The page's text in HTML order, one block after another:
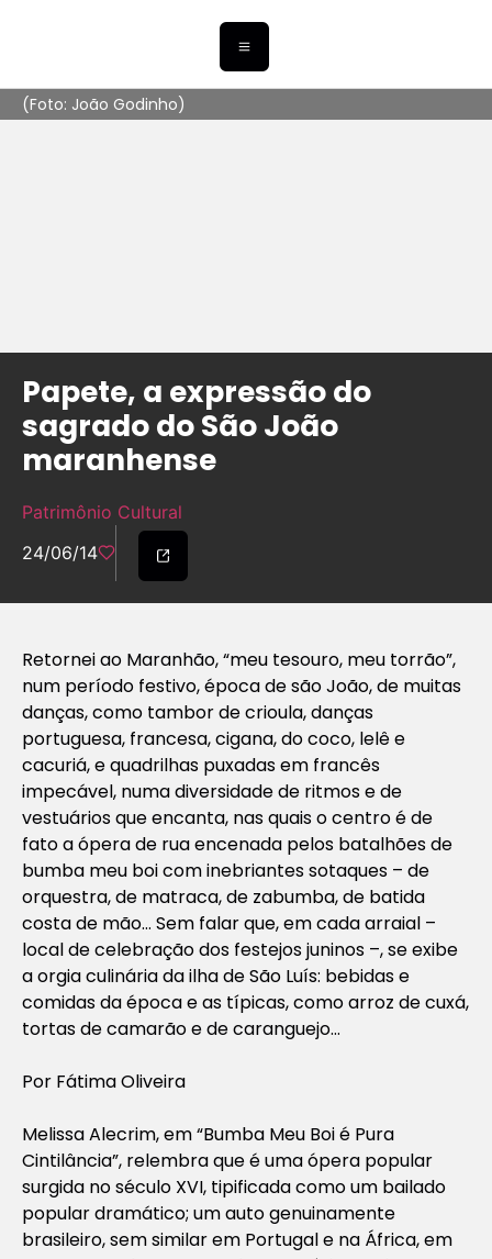
(Foto: João Godinho)
Papete, a expressão do
sagrado do São João
maranhense
Patrimônio Cultural
24/06/14
Retornei ao Maranhão, “meu tesouro, meu torrão”,
num período festivo, época de são João, de muitas
danças, como tambor de crioula, danças
portuguesa, francesa, cigana, do coco, lelê e
cacuriá, e quadrilhas puxadas em francês
impecável, numa diversidade de ritmos e de
vestuários que encanta, nas quais o centro é de
fato a ópera de rua encenada pelos batalhões de
bumba meu boi com inebriantes sotaques – de
orquestra, de matraca, de zabumba, de batida
costa de mão… Sem falar que, em cada arraial –
local de celebração dos festejos juninos –, se exibe
a orgia culinária da ilha de São Luís: bebidas e
comidas da época e as típicas, como arroz de cuxá,
tortas de camarão e de caranguejo…
Por Fátima Oliveira
Melissa Alecrim, em “Bumba Meu Boi é Pura
Cintilância”, relembra que é uma ópera popular
surgida no século XVI, tipificada como um bailado
popular dramático; um auto genuinamente
brasileiro, sem similar em Portugal e na África, em